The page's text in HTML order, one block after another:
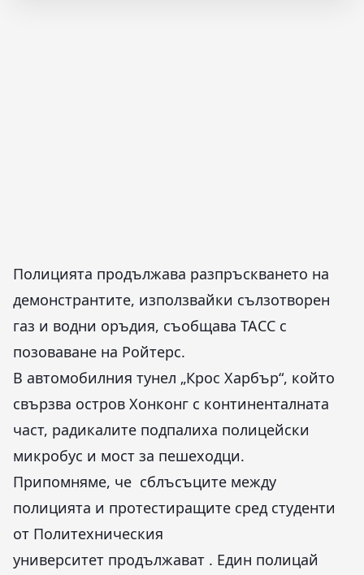
Полицията продължава разпръскването на
демонстрантите, използвайки сълзотворен
газ и водни оръдия, съобщава ТАСС с
позоваване на Ройтерс.
В автомобилния тунел „Крос Харбър“, който
свързва остров Хонконг с континенталната
част, радикалите подпалиха полицейски
микробус и мост за пешеходци.
Припомняме, че сблъсъците между
полицията и протестиращите сред студенти
от Политехническия
университет продължават . Един полицай